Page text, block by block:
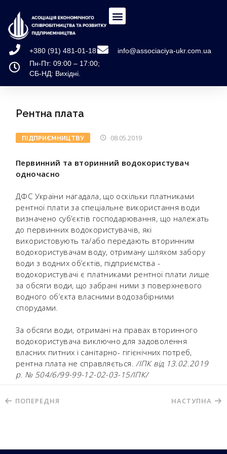
+380 (91) 481-01-18
info@associaciya-ukr.com.ua
Пн-Пт: 09:00 – 17:00;
СБ-НД: Вихідні.
Рентна плата
ПІДПРИЄМНИЦТВУ 08.05.2019
Первинний та вторинний водокористувач
одночасно
ДФС України нагадала, що оскільки платниками
рентної плати за спеціальне використання води
визначено суб’єктів господарювання, що належать
до первинних водокористувачів, які
використовують та/або передають вторинним
водокористувачам воду, отриману шляхом забору
води з водних об’єктів, підприємства -
водокористувачі є платниками рентної плати лише
за обсяги води, що забрані ними з поверхневого
водного об’єкта власними водозабірними
спорудами.
За обсяги води, отримані на правах вторинного
водокористувача виключно для задоволення
власних питних і санітарно- гігієнічних потреб,
рентна плата не справляється./ІПК від 13.02.2019
р. № 504/6/99-99-12-02-03-15/ІПК/
ПОПЕРЕДНЯ НАСТУПНА